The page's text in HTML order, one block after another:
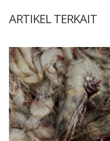
ARTIKEL TERKAIT